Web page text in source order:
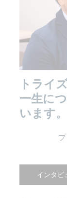
トライ
一生に
います。
インタビ